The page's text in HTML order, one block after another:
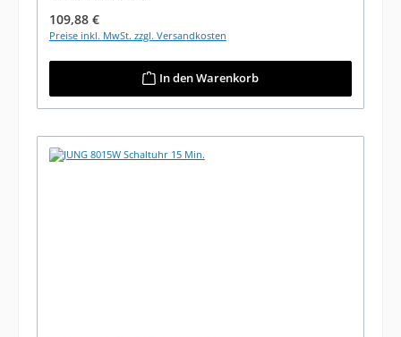
Regulärer Preis:
109,88 €
Preise inkl. MwSt. zzgl. Versandkosten
In den Warenkorb